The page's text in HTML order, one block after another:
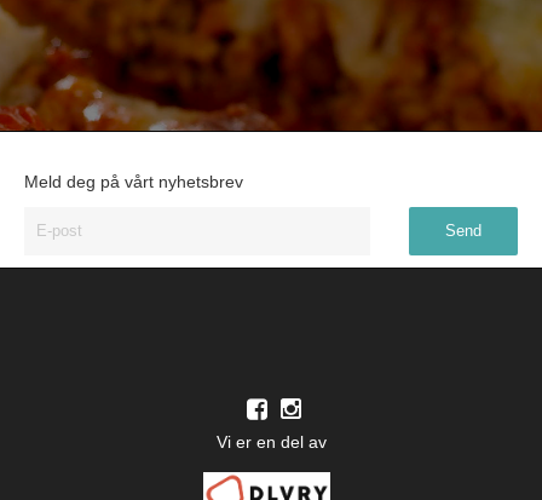
Meld deg på vårt nyhetsbrev
Vi er en del av